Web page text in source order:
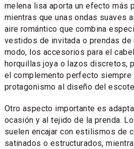
melena lisa aporta un efecto más
mientras que unas ondas suaves
aire romántico que combina
vestidos de invitada o prendas de
modo, los accesorios para el
horquillas joya o lazos discretos,
el complemento perfecto siempre
protagonismo al diseño del
Otro aspecto importante es
ocasión y al tejido de la prenda.
suelen encajar con estilismos de
satinados o estructurados,